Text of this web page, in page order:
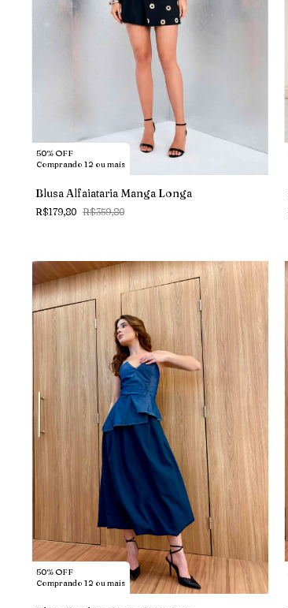
50% OFF
Comprando 12 ou mais
Blusa Alfaiataria Manga Longa
R$179,80 R$359,80
50% OFF
Comprando 12 ou mais